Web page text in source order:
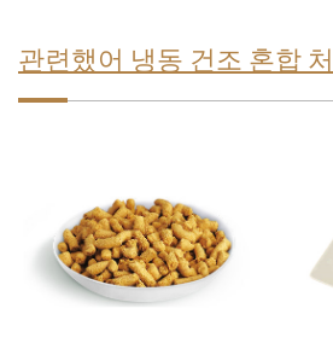
관련했어 냉동 건조 혼합